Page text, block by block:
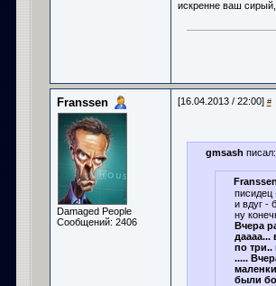
искренне ваш сирый,
Franssen
Damaged People
Сообщений: 2406
[16.04.2013 / 22:00] #
gmsash писал:
Franssen
писидец
и вдуг -
ну
Вчера
даааа...
по три..
.....
были